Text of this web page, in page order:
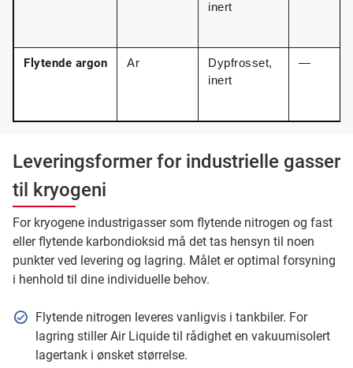
inert
Flytende argon Ar
Dypfrosset,
inert
—
Leveringsformer for industrielle gasser
til kryogeni
For kryogene industrigasser som flytende nitrogen og fast
eller flytende karbondioksid må det tas hensyn til noen
punkter ved levering og lagring. Målet er optimal forsyning
i henhold til dine individuelle behov.
Flytende nitrogen leveres vanligvis i tankbiler. For
lagring stiller Air Liquide til rådighet en vakuumisolert
lagertank i ønsket størrelse.